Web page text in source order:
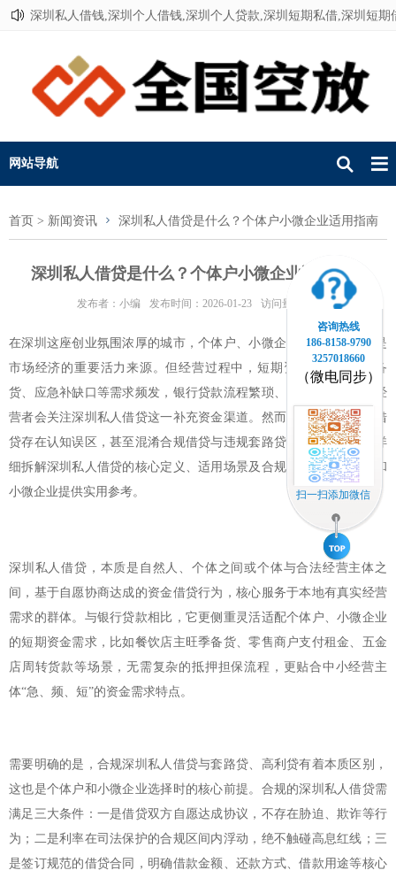
深圳私人借钱,深圳个人借钱,深圳个人贷款,深圳短期私借,深圳短
联系我们
网站导航
首页 > 新闻资讯 深圳私人借贷是什么？个体户小微企业适用指南
深圳私人借贷是什么？个体户小微企业适用指南
发布者：小编 发布时间：2026-01-23 访问量：250
在深圳这座创业氛围浓厚的城市，个体户、小微企业及实体店老板是
市场经济的重要活力来源。但经营过程中，短期资金周转、旺季备
货、应急补缺口等需求频发，银行贷款流程繁琐、门槛较高，不少经
营者会关注深圳私人借贷这一补充资金渠道。然而，很多人对私人借
贷存在认知误区，甚至混淆合规借贷与违规套路贷的边界。本文将详
细拆解深圳私人借贷的核心定义、适用场景及合规要点，为个体户和
小微企业提供实用参考。
深圳私人借贷，本质是自然人、个体之间或个体与合法经营主体之
间，基于自愿协商达成的资金借贷行为，核心服务于本地有真实经营
需求的群体。与银行贷款相比，它更侧重灵活适配个体户、小微企业
的短期资金需求，比如餐饮店主旺季备货、零售商户支付租金、五金
店周转货款等场景，无需复杂的抵押担保流程，更贴合中小经营主
体“急、频、短”的资金需求特点。
需要明确的是，合规深圳私人借贷与套路贷、高利贷有着本质区别，
这也是个体户和小微企业选择时的核心前提。合规的深圳私人借贷需
满足三大条件：一是借贷双方自愿达成协议，不存在胁迫、欺诈等行
为；二是利率在司法保护的合规区间内浮动，绝不触碰高息红线；三
是签订规范的借贷合同，明确借款金额、还款方式、借款用途等核心
咨询热线
186-8158-9790
3257018660
（微电同步）
扫一扫添加微信